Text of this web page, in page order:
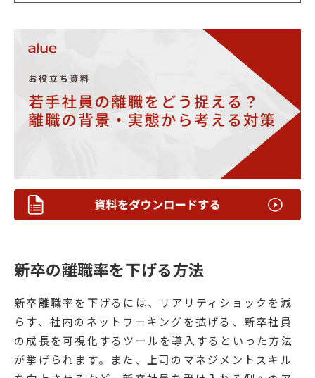
新卒の離職率を下げる方法
新卒離職率を下げるには、リアリティショックを減
らす、社内のネットワーキングを拡げる、新卒社員
の成長を可視化するツールを導入するといった方法
が挙げられます。また、上司のマネジメントスキル